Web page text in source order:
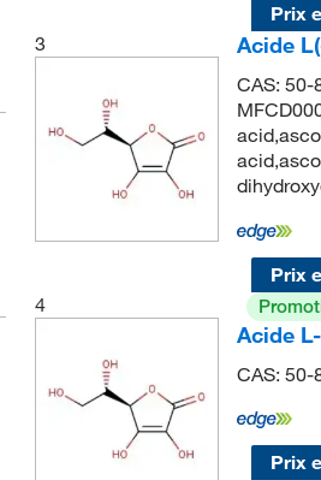
Prix
3
Acide
CAS: 50-
Prix
4
Acide
CAS: 50-
Prix